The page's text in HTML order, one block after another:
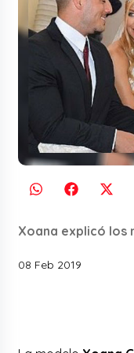
Xoana explicó los
08 Feb 2019